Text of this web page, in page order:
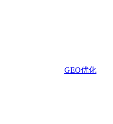
GEO优化